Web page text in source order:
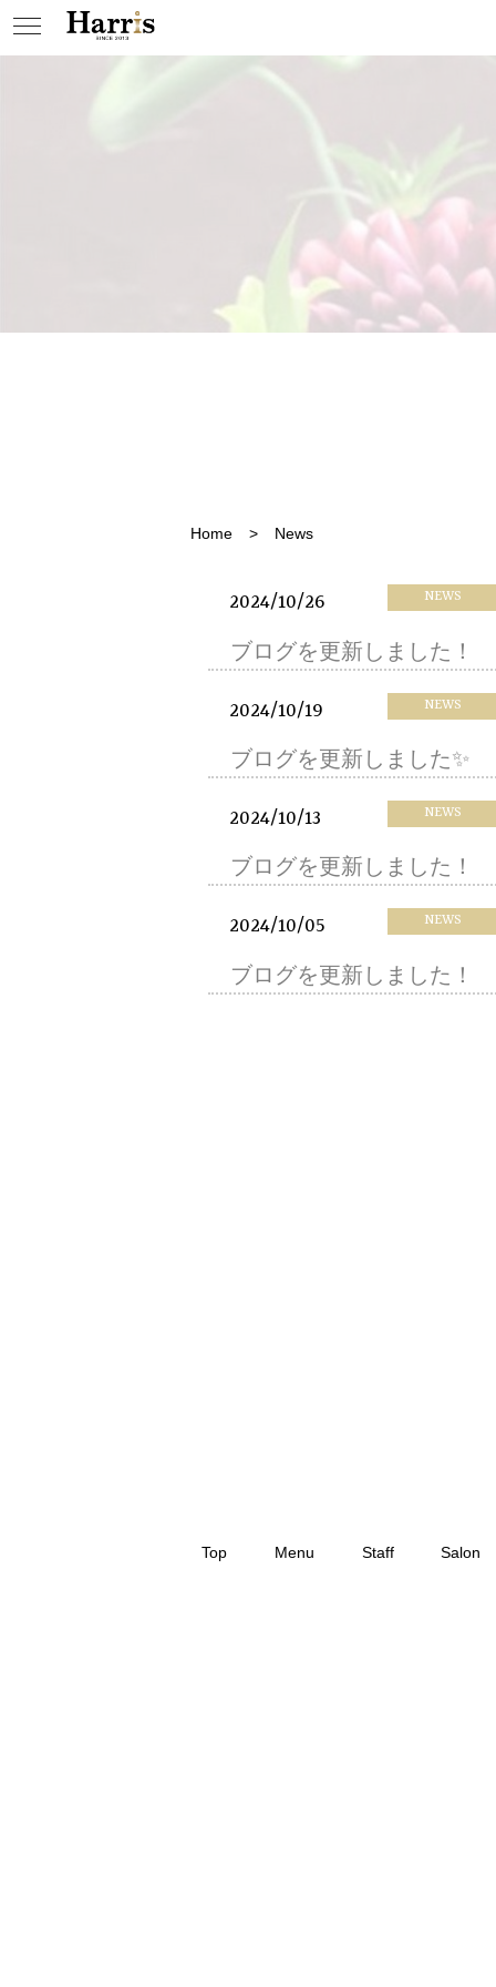
Home News
2024/10/26 NEWS
ブログを更新しました！
2024/10/19 NEWS
ブログを更新しました✨️
2024/10/13 NEWS
ブログを更新しました！
2024/10/05 NEWS
ブログを更新しました！
Top Menu Staff Salon